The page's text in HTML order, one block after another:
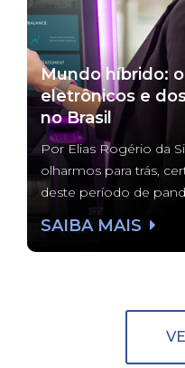
Mundo híbrido:
eletrônicos e
no Brasil
Por Elias Rogério da
olharmos para trás,
deste período de
SAIBA MAIS